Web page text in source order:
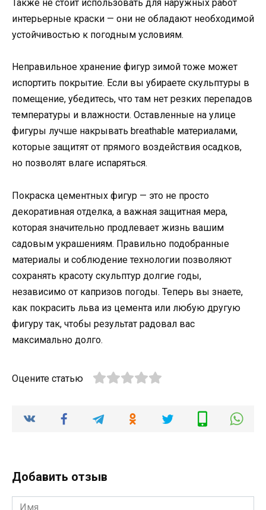
Также не стоит использовать для наружных работ
интерьерные краски — они не обладают необходимой
устойчивостью к погодным условиям.
Неправильное хранение фигур зимой тоже может
испортить покрытие. Если вы убираете скульптуры в
помещение, убедитесь, что там нет резких перепадов
температуры и влажности. Оставленные на улице
фигуры лучше накрывать breathable материалами,
которые защитят от прямого воздействия осадков,
но позволят влаге испаряться.
Покраска цементных фигур — это не просто
декоративная отделка, а важная защитная мера,
которая значительно продлевает жизнь вашим
садовым украшениям. Правильно подобранные
материалы и соблюдение технологии позволяют
сохранять красоту скульптур долгие годы,
независимо от капризов погоды. Теперь вы знаете,
как покрасить льва из цемента или любую другую
фигуру так, чтобы результат радовал вас
максимально долго.
Оцените статью
Добавить отзыв
Имя